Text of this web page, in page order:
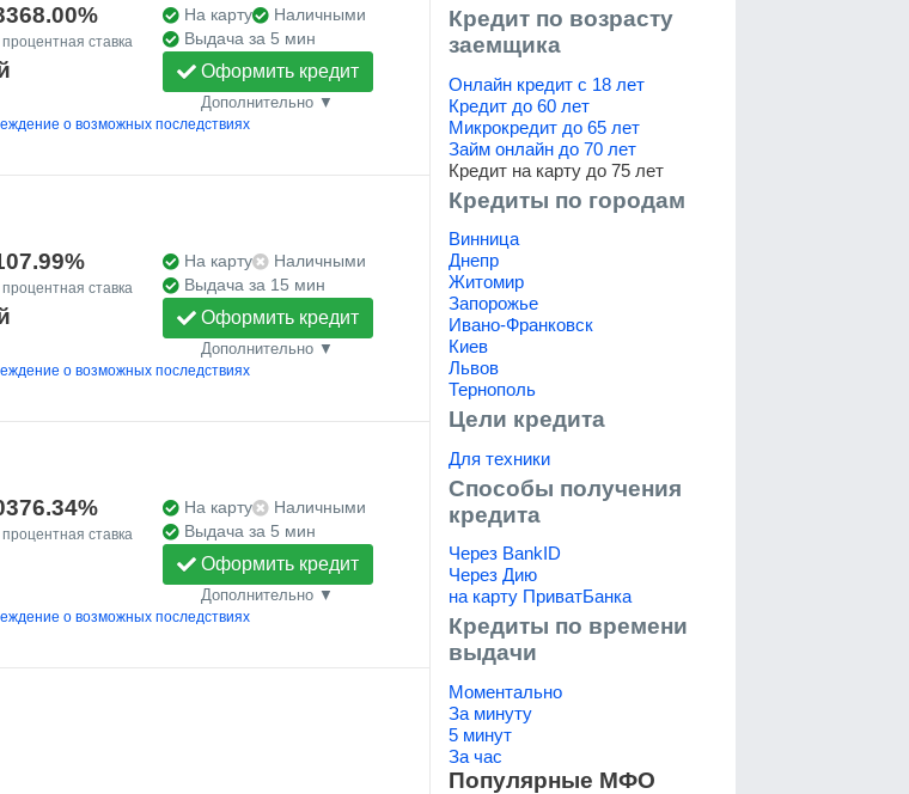
ставка
На карту
Наличными
Выдача за 5 мин
Оформить кредит
Дополнительно ▼
о возможных последствиях
ставка
На карту
Наличными
Выдача за 15 мин
Оформить кредит
Дополнительно ▼
о возможных последствиях
ставка
На карту
Наличными
Выдача за 5 мин
Оформить кредит
Дополнительно ▼
о возможных последствиях
Кредит по возрасту
заемщика
Онлайн кредит с 18 лет
Кредит до 60 лет
Микрокредит до 65 лет
Займ онлайн до 70 лет
Кредит на карту до 75 лет
Кредиты по городам
Винница
Днепр
Житомир
Запорожье
Ивано-Франковск
Киев
Львов
Тернополь
Цели кредита
Для техники
Способы получения
кредита
Через BankID
Через Дию
на карту ПриватБанка
Кредиты по времени
выдачи
Моментально
За минуту
5 минут
За час
Популярные МФО